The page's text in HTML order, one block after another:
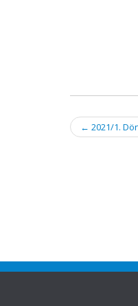
Post
navigation
← 2021/1.